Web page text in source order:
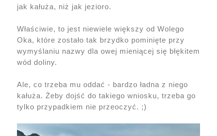
jak kałuża, niż jak jezioro.
Właściwie, to jest niewiele większy od Wolego
Oka, które zostało tak brzydko pominięte przy
wymyślaniu nazwy dla owej mieniącej się błękitem
wód doliny.
Ale, co trzeba mu oddać - bardzo ładna z niego
kałuża. Żeby dojść do takiego wniosku, trzeba go
tylko przypadkiem nie przeoczyć. ;)